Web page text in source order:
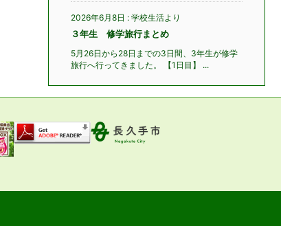
2026年6月8日 : 学校生活より
３年生 修学旅行まとめ
5月26日から28日までの3日間、3年生が修学
旅行へ行ってきました。 【1日目】 ...